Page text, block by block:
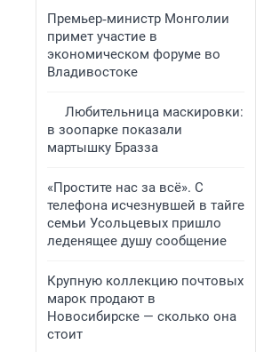
Премьер‑министр Монголии
примет участие в
экономическом форуме во
Владивостоке
Любительница маскировки:
в зоопарке показали
мартышку Бразза
«Простите нас за всё». С
телефона исчезнувшей в тайге
семьи Усольцевых пришло
леденящее душу сообщение
Крупную коллекцию почтовых
марок продают в
Новосибирске — сколько она
стоит